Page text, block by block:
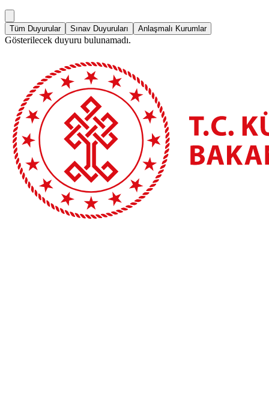
Tüm Duyurular Sınav Duyuruları Anlaşmalı Kurumlar
Gösterilecek duyuru bulunamadı.